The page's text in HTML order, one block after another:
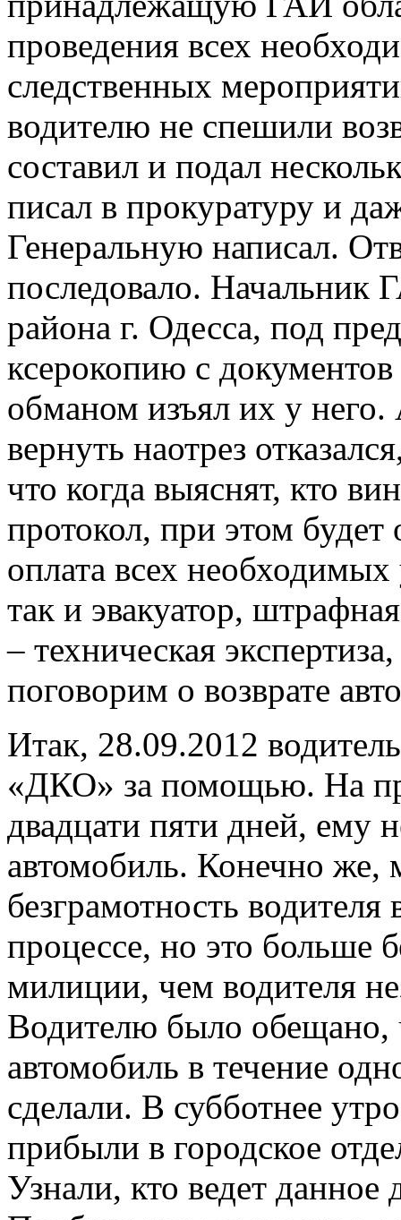
проведения всех
следственных
водителю не спешили
составил и подал
писал в прокуратуру и
Генеральную написал.
последовало. Начальник
района г. Одесса, под
ксерокопию с документов
обманом изъял их у
вернуть наотрез
что когда выяснят, кто
протокол, при этом будет
оплата всех
так и эвакуатор,
– техническая
поговорим о возврате
Итак, 28.09.2012
«ДКО» за помощью. На
двадцати пяти дней, ему
автомобиль. Конечно же,
безграмотность водителя
процессе, но это больше
милиции, чем водителя
Водителю было обещано,
автомобиль в течение
сделали. В субботнее
прибыли в городское
Узнали, кто ведет данное